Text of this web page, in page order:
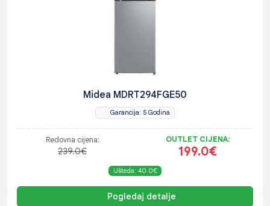
Midea MDRT294FGE50
Garancija: 5 Godina
Redovna cijena:
239.0€
OUTLET CIJENA:
199.0€
Ušteda: 40.0€
Pogledaj detalje